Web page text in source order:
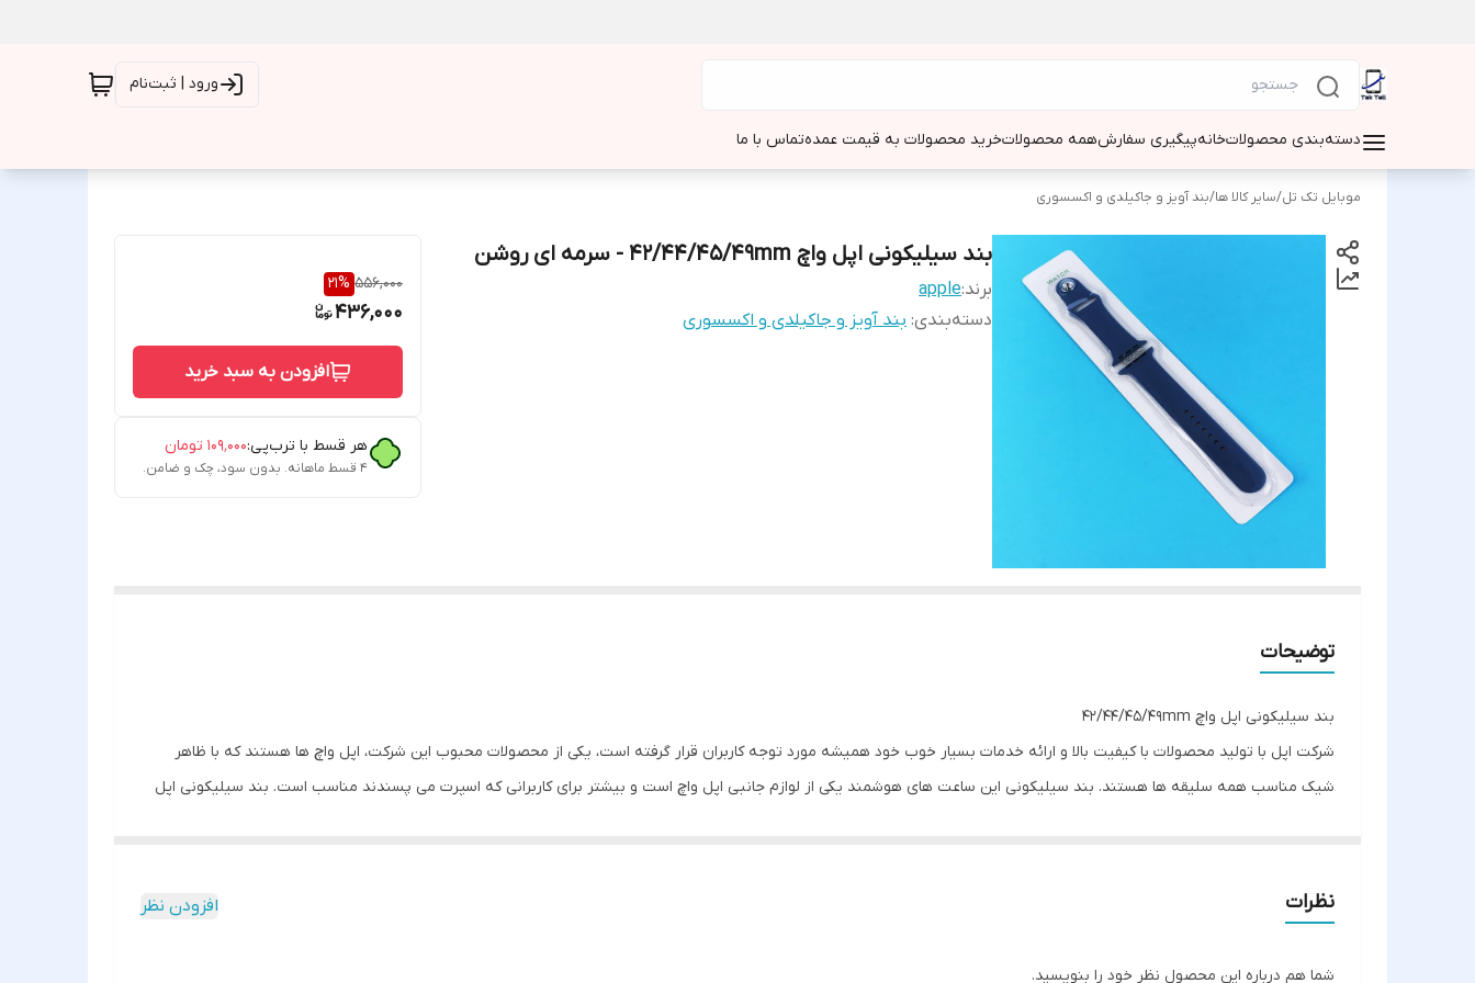
ورود | ثبت‌نام
دسته‌بندی محصولاتخانهپیگیری سفارشهمه محصولاتخرید محصولات به قیمت عمدهتماس با ما
موبایل تک تل/سایر کالا ها/بند آویز و جاکیلدی و اکسسوری
بند سیلیکونی اپل واچ 42/44/45/49mm - سرمه ای روشن
برند:apple
دسته‌بندی: بند آویز و جاکیلدی و اکسسوری
556,000
21%
436,000
افزودن به سبد خرید
هر قسط با ترب‌پی:۱۰۹٬۰۰۰ تومان
۴ قسط ماهانه. بدون سود، چک و ضامن.
توضیحات
بند سیلیکونی اپل واچ 42/44/45/49mm
شرکت اپل با تولید محصولات با کیفیت بالا و ارائه خدمات بسیار خوب خود همیشه مورد توجه کاربران قرار گرفته است، یکی از محصولات محبوب این شرکت، اپل واچ ها هستند که با ظاهر
شیک مناسب همه سلیقه ها هستند. بند سیلیکونی این ساعت های هوشمند یکی از لوازم جانبی اپل واچ است و بیشتر برای کاربرانی که اسپرت می پسندند مناسب است. بند سیلیکونی اپل
نظرتان از آن استفاده کنید و دقیق ترین اندازه را انتخاب کنید، طول بند سلیکونی اپل واچ ۲۳ سانتی متر است و قطر این بندها حدودا به ۲ میلیمتر میرسند. برای این که با استفاده از بند
سیلیکونی، اپل واچ خود را دور دستتان ببندید راحتترین راه ممکن برای شما فراهم شده و قفل فشاری این بند را می توانید با یک فشار کوچک دور دستتان ببندید.
نظرات افزودن نظر
شما هم درباره این محصول نظر خود را بنویسید.